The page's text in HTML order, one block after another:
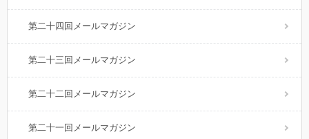
第二十四回メールマガジン
第二十三回メールマガジン
第二十二回メールマガジン
第二十一回メールマガジン